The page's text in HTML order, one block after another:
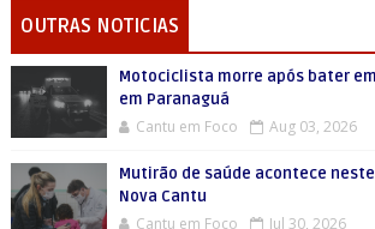
OUTRAS NOTICIAS
Motociclista morre após bater
em Paranaguá
Cantu em Foco Aug 03, 2026
Mutirão de saúde acontece
Nova Cantu
Cantu em Foco Jul 30, 2026